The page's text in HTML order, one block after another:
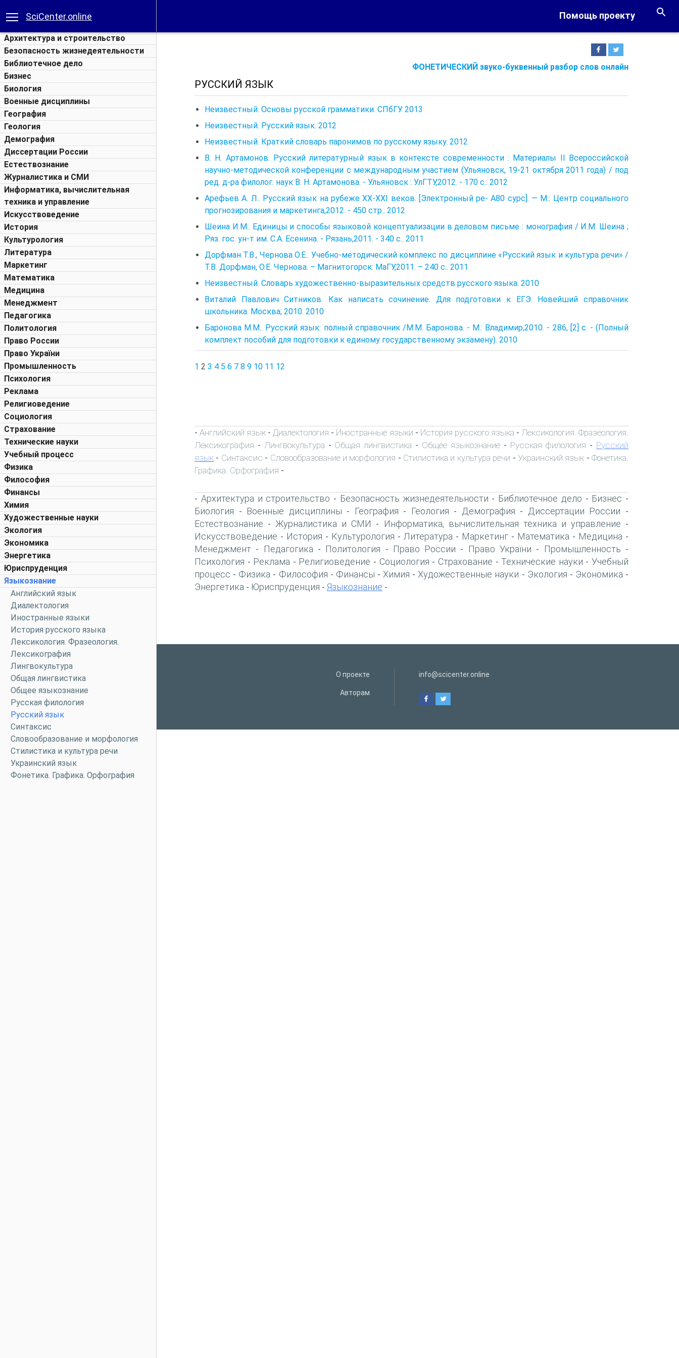
Помощь проекту
SciCenter.online
Архитектура и строительство
Безопасность жизнедеятельности
Библиотечное дело
Бизнес
Биология
Военные дисциплины
География
Геология
Демография
Диссертации России
Естествознание
Журналистика и СМИ
Информатика, вычислительная
техника и управление
Искусствоведение
История
Культурология
Литература
Маркетинг
Математика
Медицина
Менеджмент
Педагогика
Политология
Право России
Право України
Промышленность
Психология
Реклама
Религиоведение
Социология
Страхование
Технические науки
Учебный процесс
Физика
Философия
Финансы
Химия
Художественные науки
Экология
Экономика
Энергетика
Юриспруденция
Языкознание
Английский язык
Диалектология
Иностранные языки
История русского языка
Лексикология. Фразеология.
Лексикография
Лингвокультура
Общая лингвистика
Общее языкознание
Русская филология
Русский язык
Синтаксис
Словообразование и морфология
Стилистика и культура речи
Украинский язык
Фонетика. Графика. Орфография
ФОНЕТИЧЕСКИЙ звуко-буквенный разбор слов онлайн
РУССКИЙ ЯЗЫК
Неизвестный. Основы русской грамматики. СПбГУ. 2013
Неизвестный. Русский язык. 2012
Неизвестный. Краткий словарь паронимов по русскому языку. 2012
В. Н. Артамонов. Русский литературный язык в контексте современности : Материалы II Всероссийской
научно-методической конференции с международным участием (Ульяновск, 19-21 октября 2011 года) / под
ред. д-ра филолог. наук В. Н. Артамонова. - Ульяновск : УлГТУ,2012. - 170 с.. 2012
Арефьев А. Л.. Русский язык на рубеже XX-XXI веков. [Электронный ре- А80 сурс]. — М.: Центр социального
прогнозирования и маркетинга,2012. - 450 стр.. 2012
Шеина И.М.. Единицы и способы языковой концептуализации в деловом письме : монография / И.М. Шеина ;
Ряз. гос. ун-т им. С.А. Есенина. - Рязань,2011. - 340 с.. 2011
Дорфман Т.В., Чернова О.Е.. Учебно-методический комплекс по дисциплине «Русский язык и культура речи» /
Т.В. Дорфман, О.Е. Чернова. – Магнитогорск: МаГУ,2011. – 240 с.. 2011
Неизвестный. Словарь художественно-выразительных средств русского языка. 2010
Виталий Павлович Ситников. Как написать сочинение. Для подготовки к ЕГЭ. Новейший справочник
школьника. Москва; 2010. 2010
Баронова М.М.. Русский язык: полный справочник /М.М. Бароно­ва. - М.: Владимир,2010. - 286, [2] с. - (Полный
комплект пособий для подго­товки к единому государственному экзамену). 2010
1 2 3 4 5 6 7 8 9 10 11 12
-Английский язык -Диалектология - Иностранные языки - История русского языка -Лексикология. Фразеология.
Лексикография - Лингвокультура - Общая лингвистика - Общее языкознание- Русская филология - Русский
язык - Синтаксис - Словообразование и морфология - Стилистика и культура речи - Украинский язык - Фонетика.
Графика. Орфография -
- Архитектура и строительство - Безопасность жизнедеятельности - Библиотечное дело - Бизнес -
Биология - Военные дисциплины - География - Геология - Демография - Диссертации России -
Естествознание - Журналистика и СМИ - Информатика, вычислительная техника и управление -
Искусствоведение - История - Культурология - Литература - Маркетинг - Математика - Медицина -
Менеджмент - Педагогика - Политология - Право России - Право України - Промышленность -
Психология - Реклама - Религиоведение - Социология - Страхование -Технические науки -Учебный
процесс - Физика - Философия - Финансы - Химия -Художественные науки - Экология - Экономика -
Энергетика - Юриспруденция - Языкознание -
О проекте
Авторам
info@scicenter.online